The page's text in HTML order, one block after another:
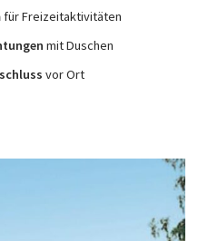
für Freizeitaktivitäten
mit Duschen
vor Ort